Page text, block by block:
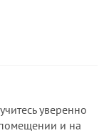
уверенно
и на